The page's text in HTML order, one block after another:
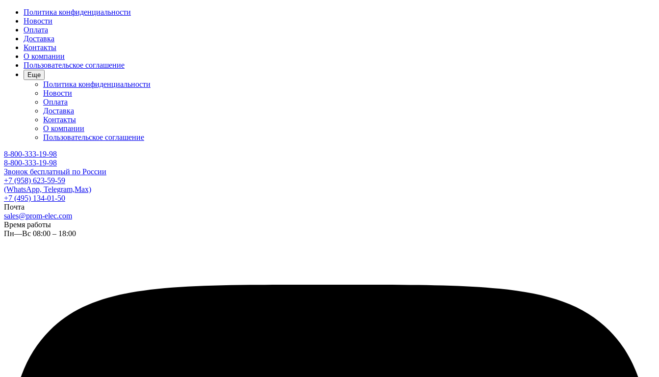
Политика конфиденциальности
Новости
Оплата
Доставка
Контакты
О компании
Пользовательское соглашение
Еще
Политика конфиденциальности
Новости
Оплата
Доставка
Контакты
О компании
Пользовательское соглашение
8-800-333-19-98
8-800-333-19-98
Звонок бесплатный по России
+7 (958) 623-59-59
(WhatsApp, Telegram,Max)
+7 (495) 134-01-50
Почта
sales@prom-elec.com
Время работы
Пн—Вс 08:00 – 18:00